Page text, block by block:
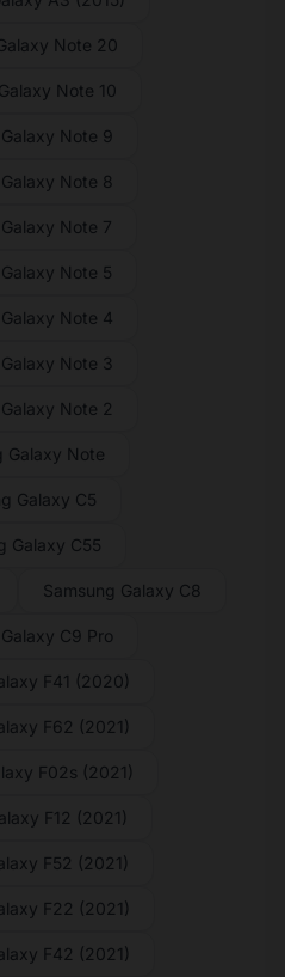
Note 20
Note 10
Note 9
Note 8
Note 7
Note 5
Note 4
Note 3
Note 2
Galaxy Note
Galaxy C5
Galaxy C55
Samsung Galaxy C8
C9 Pro
F41 (2020)
F62 (2021)
F02s (2021)
F12 (2021)
F52 (2021)
F22 (2021)
F42 (2021)